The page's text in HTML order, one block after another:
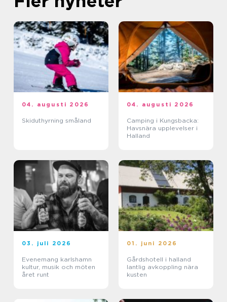
04. augusti 2026
Skiduthyrning småland
04. augusti 2026
Camping i Kungsbacka:
Havsnära upplevelser i
Halland
03. juli 2026
Evenemang karlshamn
kultur, musik och möten
året runt
01. juni 2026
Gårdshotell i halland
lantlig avkoppling nära
kusten